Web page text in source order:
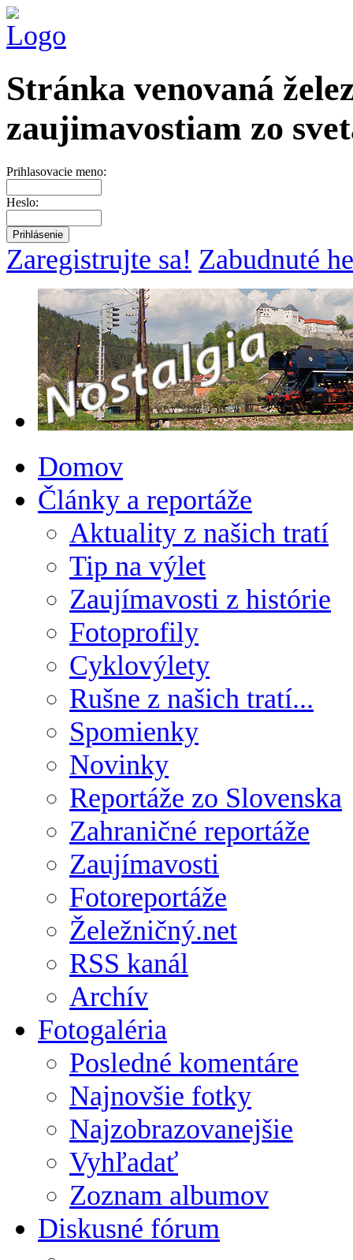
Stránka venovaná
zaujimavostiam zo
Prihlasovacie meno:
Heslo:
Zaregistrujte sa! Zabudnuté
Domov
Články a reportáže
Aktuality z našich tratí
Tip na výlet
Zaujímavosti z histórie
Fotoprofily
Cyklovýlety
Rušne z našich tratí...
Spomienky
Novinky
Reportáže zo Slovenska
Zahraničné reportáže
Zaujímavosti
Fotoreportáže
Želežničný.net
RSS kanál
Archív
Fotogaléria
Posledné komentáre
Najnovšie fotky
Najzobrazovanejšie
Vyhľadať
Zoznam albumov
Diskusné fórum